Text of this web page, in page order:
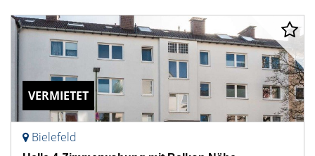
VERMIETET
Bielefeld